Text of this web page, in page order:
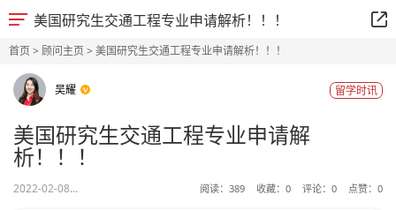
美国研究生交通工程专业申请解析！！！
首页> 顾问主页> 美国研究生交通工程专业申请解析！！！
吴耀 留学时讯
美国研究生交通工程专业申请解
析！！！
2022-02-08... 阅读： 389 收藏： 0 评论： 0 点赞： 0